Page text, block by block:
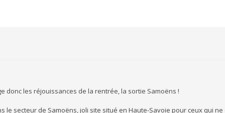
donc les réjouissances de la rentrée, la sortie Samoëns !
le secteur de Samoëns, joli site situé en Haute-Savoie pour ceux qui